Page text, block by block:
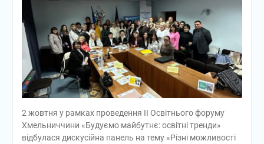
2 жовтня у рамках проведення ІІ Освітнього форуму
Хмельниччини «Будуємо майбутнє: освітні тренди»
відбулася дискусійна панель на тему «Різні можливості